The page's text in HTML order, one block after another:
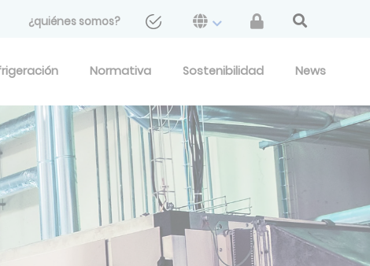
¿quiénes somos?
Normativa Sostenibilidad News